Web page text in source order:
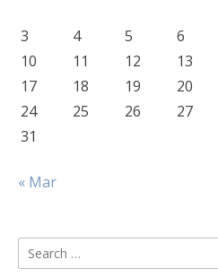
3
4 5 6
10
11 12 13
17
18 19 20
24
25 26 27
31
« Mar
Search
for: